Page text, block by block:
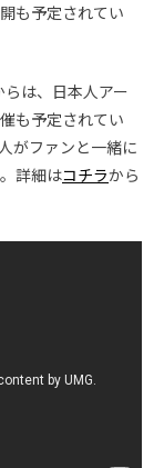
も予定されてい
は、日本人アー
も予定されてい
がファンと一緒に
詳細はコチラから